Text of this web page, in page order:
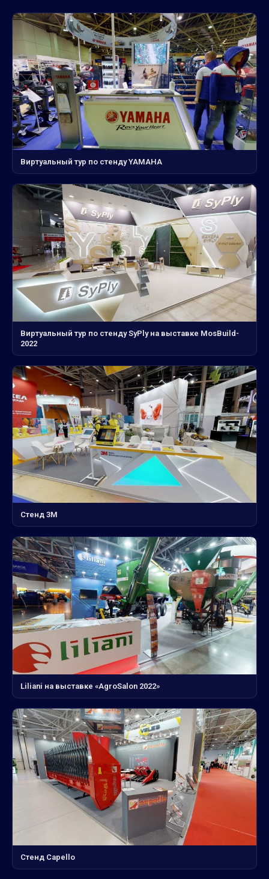
Виртуальный тур по стенду YAMAHA
Виртуальный тур по стенду SyPly на выставке MosBuild-
2022
Стенд 3М
Liliani на выставке «AgroSalon 2022»
Стенд Capello